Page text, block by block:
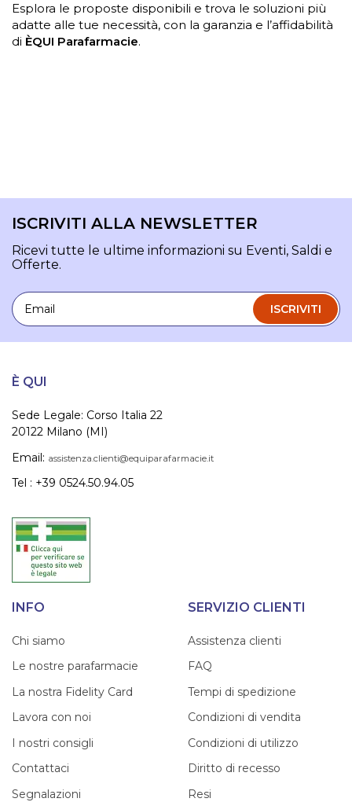
Esplora le proposte disponibili e trova le soluzioni più
adatte alle tue necessità, con la garanzia e l’affidabilità
di ÈQUI Parafarmacie.
ISCRIVITI ALLA NEWSLETTER
Ricevi tutte le ultime informazioni su Eventi, Saldi e
Offerte.
Email
ISCRIVITI
È QUI
Sede Legale: Corso Italia 22
20122 Milano (MI)
Email: assistenza.clienti@equiparafarmacie.it
Tel : +39 0524.50.94.05
INFO
Chi siamo
Le nostre parafarmacie
La nostra Fidelity Card
Lavora con noi
I nostri consigli
Contattaci
Segnalazioni
SERVIZIO CLIENTI
Assistenza clienti
FAQ
Tempi di spedizione
Condizioni di vendita
Condizioni di utilizzo
Diritto di recesso
Resi